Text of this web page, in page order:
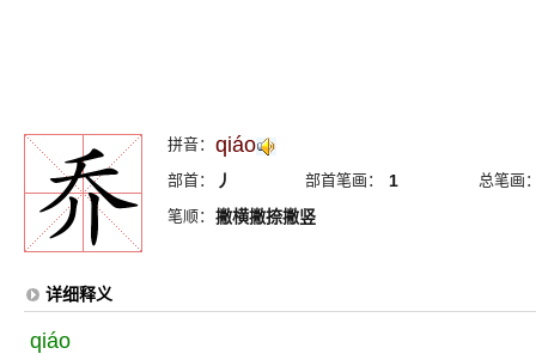
拼音： qiáo
部首： 丿 部首笔画： 1
总笔画
笔顺： 撇横撇捺撇竖
详细释义
qiáo